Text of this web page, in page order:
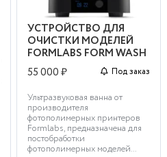
УСТРОЙСТВО ДЛЯ
ОЧИСТКИ МОДЕЛЕЙ
FORMLABS FORM WASH
55 000 ₽
Под заказ
Ультразвуковая ванна от
производителя
фотополимерных принтеров
Formlabs, предназначена для
постобработки
фотополимерных моделей...